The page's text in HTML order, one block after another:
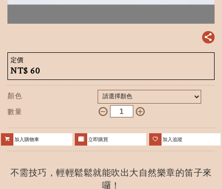
定價
NT$ 60
顏色
數量
加入購物車 立即購買 加入追蹤
不需技巧，輕輕鬆鬆就能吹出大自然樂章的笛子來
囉！